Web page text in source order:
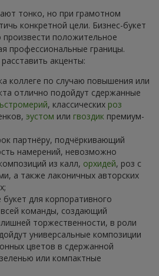
тонко, но при грамотном
конкретной цели. Бизнес-букет
положительное
профессиональные границы.
акценты:
коллеге по случаю повышения или
отлично подойдут сдержанные
, классических роз
эустом или гвоздик премиум-
партнёру, подчёркивающий
намерений, невозможно
из калл, орхидей, роз с
а также лаконичных авторских
для корпоративного
команды, создающий
торжественности, в роли
универсальные композиции
цветов в сдержанной
или компактные